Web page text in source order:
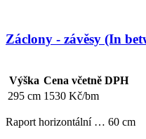
Záclony - závěsy (In
Výška Cena včetně DPH
295 cm 1530 Kč/bm
Raport horizontální … 60 cm